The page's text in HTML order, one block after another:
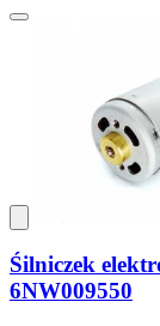
Śilniczek
6NW009550